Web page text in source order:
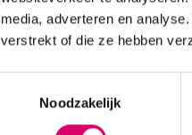
media, adverteren en
verstrekt of die ze hebben
Noodzakelijk